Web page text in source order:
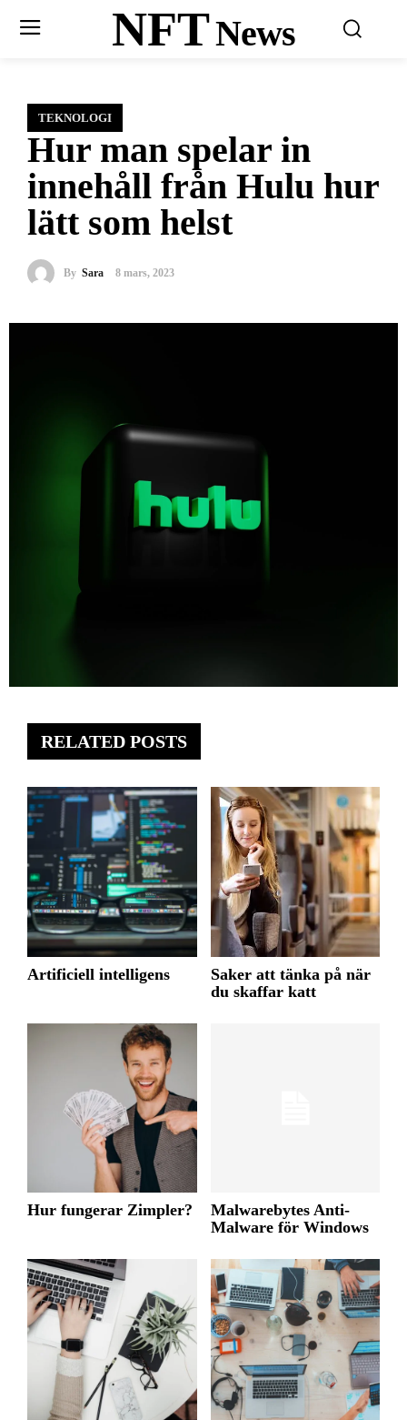
NFTNews
TEKNOLOGI
Hur man spelar in
innehåll från Hulu hur
lätt som helst
By Sara 8 mars, 2023
RELATED POSTS
Artificiell intelligens
Saker att tänka på när
du skaffar katt
Hur fungerar Zimpler?
Malwarebytes Anti-
Malware för Windows